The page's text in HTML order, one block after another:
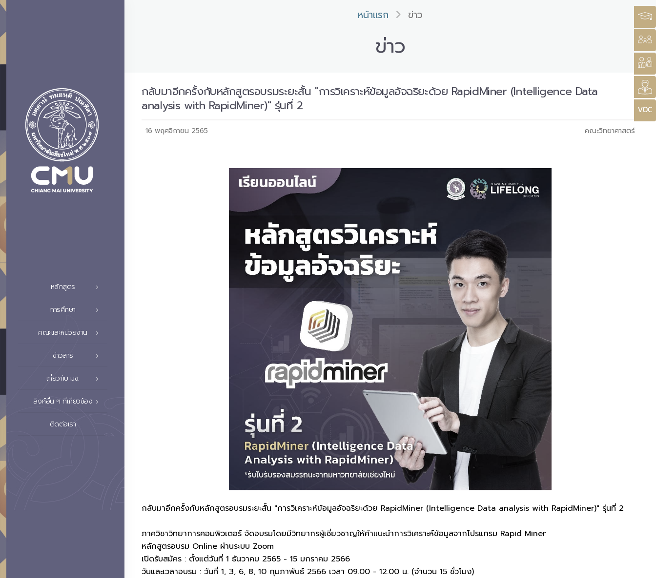
หลักสูตร
การศึกษา
คณะและหน่วยงาน
ข่าวสาร
เกี่ยวกับ มช.
ลิงค์อื่น ๆ ที่เกี่ยวข้อง
ติดต่อเรา
หน้าแรก ข่าว
ข่าว
กลับมาอีกครั้งกับหลักสูตรอบรมระยะสั้น "การวิเคราะห์ข้อมูลอัจฉริยะด้วย RapidMiner (Intelligence Data
analysis with RapidMiner)" รุ่นที่ 2
16 พฤศจิกายน 2565 คณะวิทยาศาสตร์
กลับมาอีกครั้งกับหลักสูตรอบรมระยะสั้น "การวิเคราะห์ข้อมูลอัจฉริยะด้วย RapidMiner (Intelligence Data analysis with RapidMiner)" รุ่นที่ 2
ภาควิชาวิทยาการคอมพิวเตอร์ จัดอบรมโดยมีวิทยากรผู้เชี่ยวชาญให้คำแนะนำการวิเคราะห์ข้อมูลจากโปรแกรม Rapid Miner
หลักสูตรอบรม Online ผ่านระบบ Zoom
เปิดรับสมัคร : ตั้งแต่วันที่ 1 ธันวาคม 2565 - 15 มกราคม 2566
วันและเวลาอบรม : วันที่ 1, 3, 6, 8, 10 กุมภาพันธ์ 2566 เวลา 09.00 - 12.00 น. (จำนวน 15 ชั่วโมง)